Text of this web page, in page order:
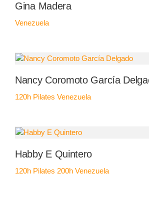
Gina Madera
Venezuela
Nancy Coromoto García
120h Pilates Venezuela
Habby E Quintero
120h Pilates 200h Venezuela